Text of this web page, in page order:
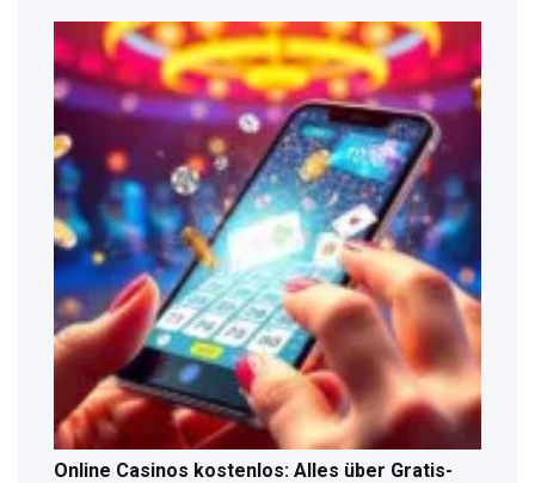
Online Casinos kostenlos: Alles über Gratis-